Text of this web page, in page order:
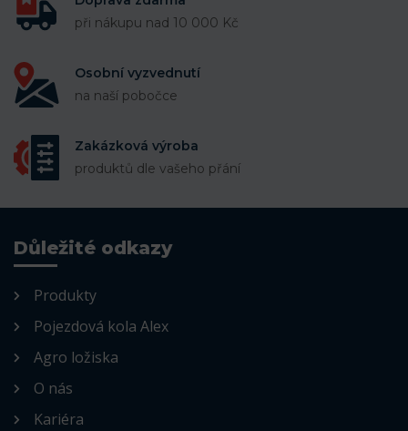
při nákupu nad 10 000 Kč
Osobní vyzvednutí
na naší pobočce
Zakázková výroba
produktů dle vašeho přání
Důležité odkazy
Produkty
Pojezdová kola Alex
Agro ložiska
O nás
Kariéra